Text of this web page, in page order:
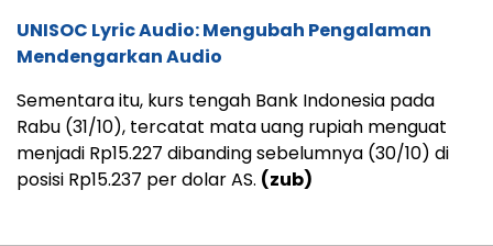
UNISOC Lyric Audio: Mengubah Pengalaman
Mendengarkan Audio
Sementara itu, kurs tengah Bank Indonesia pada
Rabu (31/10), tercatat mata uang rupiah menguat
menjadi Rp15.227 dibanding sebelumnya (30/10) di
posisi Rp15.237 per dolar AS. (zub)